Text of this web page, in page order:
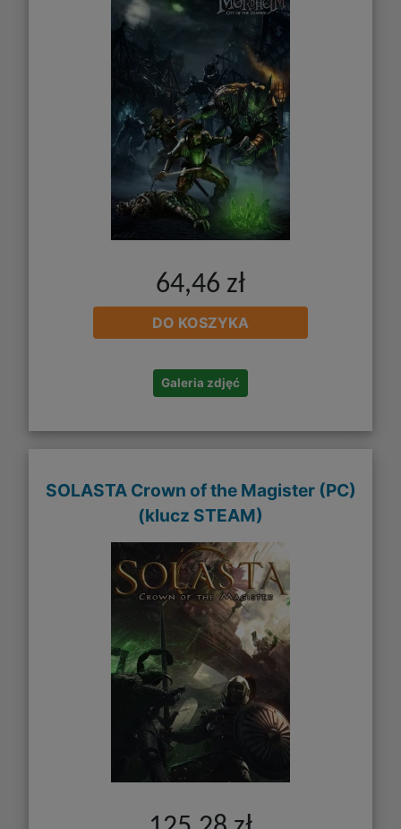
64,46 zł
DO KOSZYKA
Galeria zdjęć
SOLASTA Crown of the Magister (PC)
(klucz STEAM)